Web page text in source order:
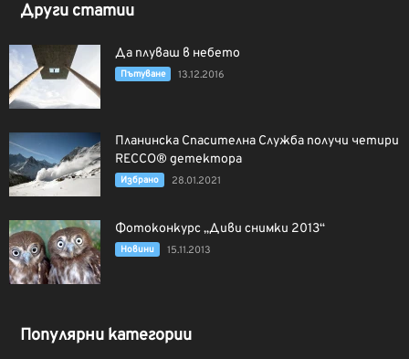
Други статии
Да плуваш в небето
Пътуване 13.12.2016
Планинска Спасителна Служба получи четири
RECCO® детектора
Избрано 28.01.2021
Фотоконкурс „Диви снимки 2013“
Новини 15.11.2013
Популярни категории